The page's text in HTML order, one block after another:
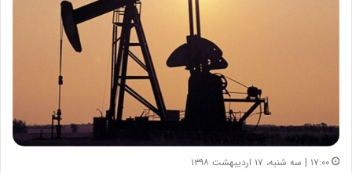
۱۷:۰۰ | سه شنبه، ۱۷ اردیبهشت ۱۳۹۸